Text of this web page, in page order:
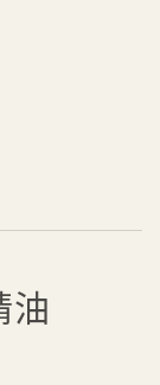
油